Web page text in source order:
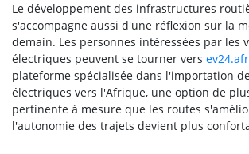
Le développement des infrastructures
s'accompagne aussi d'une réflexion sur la
demain. Les personnes intéressées par les
électriques peuvent se tourner vers
plateforme spécialisée dans l'importation
électriques vers l'Afrique, une option de
pertinente à mesure que les routes
l'autonomie des trajets devient plus